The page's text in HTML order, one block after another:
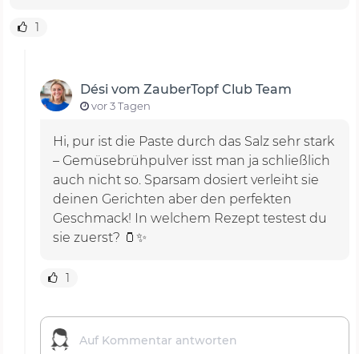
1
Dési vom ZauberTopf Club Team
vor 3 Tagen
Hi, pur ist die Paste durch das Salz sehr stark
– Gemüsebrühpulver isst man ja schließlich
auch nicht so. Sparsam dosiert verleiht sie
deinen Gerichten aber den perfekten
Geschmack! In welchem Rezept testest du
sie zuerst? 🫙✨
1